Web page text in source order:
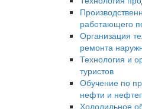
работающего
Организация
ремонта
Технология и
туристов
Обучение по
нефти и
Холодильное